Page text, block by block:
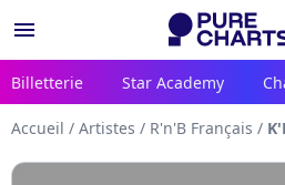
menu
Billetterie Star Academy
Accueil / Artistes / R'n'B Français /